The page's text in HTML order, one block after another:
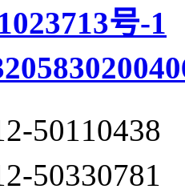
号-1
50110438
50330781